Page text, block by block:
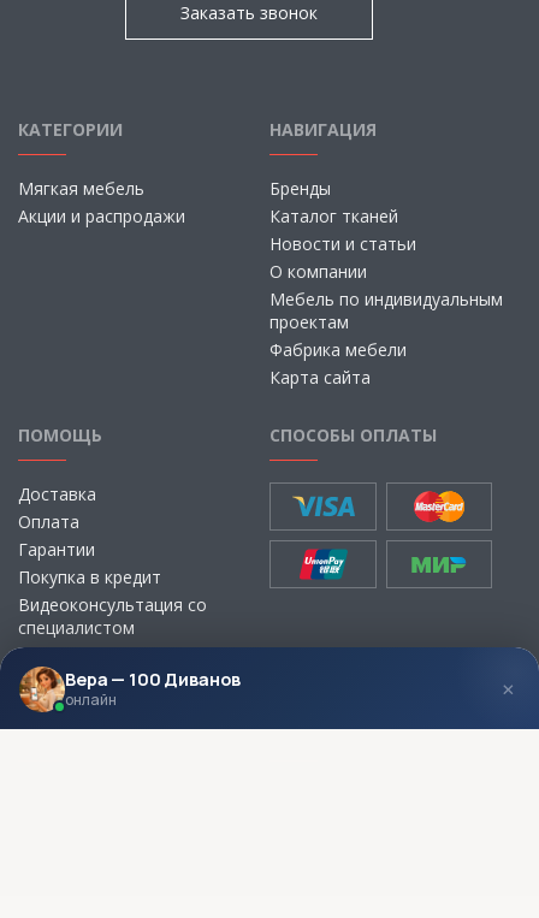
Заказать звонок
КАТЕГОРИИ
Мягкая мебель
Акции и распродажи
НАВИГАЦИЯ
Бренды
Каталог тканей
Новости и статьи
О компании
Мебель по индивидуальным
проектам
Фабрика мебели
Карта сайта
ПОМОЩЬ
Доставка
Оплата
Гарантии
Покупка в кредит
Видеоконсультация со
специалистом
Выбор ткани для мебели без
визита в магазин
СПОСОБЫ ОПЛАТЫ
МЫ В СОЦСЕТЯХ КОНТАКТЫ
Вера — 100 Диванов
онлайн ×